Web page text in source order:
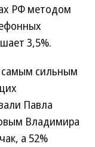
РФ методом
3,5%.
сильным
Павла
Владимира
а 52%